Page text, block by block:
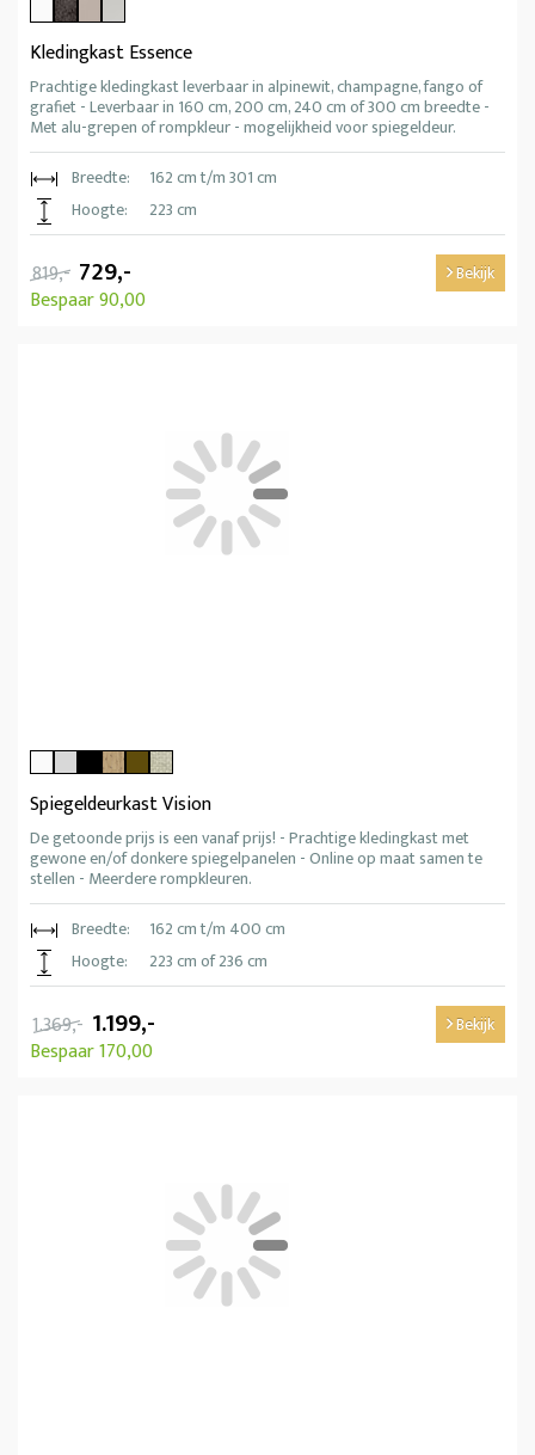
Kledingkast Essence
Prachtige kledingkast leverbaar in alpinewit, champagne, fango of
grafiet - Leverbaar in 160 cm, 200 cm, 240 cm of 300 cm breedte -
Met alu-grepen of rompkleur - mogelijkheid voor spiegeldeur.
Breedte:
162 cm t/m 301 cm
Hoogte:
223 cm
819,- 729,-
Bespaar 90,00
Bekijk
Spiegeldeurkast Vision
De getoonde prijs is een vanaf prijs! - Prachtige kledingkast met
gewone en/of donkere spiegelpanelen - Online op maat samen te
stellen - Meerdere rompkleuren.
Breedte:
162 cm t/m 400 cm
Hoogte:
223 cm of 236 cm
1.369,- 1.199,-
Bespaar 170,00
Bekijk